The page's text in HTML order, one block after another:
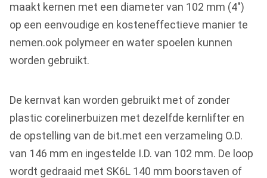
maakt kernen met een diameter van 102 mm (4")
op een eenvoudige en kosteneffectieve manier te
nemen.ook polymeer en water spoelen kunnen
worden gebruikt.
De kernvat kan worden gebruikt met of zonder
plastic corelinerbuizen met dezelfde kernlifter en
de opstelling van de bit.met een verzameling O.D.
van 146 mm en ingestelde I.D. van 102 mm. De loop
wordt gedraaid met SK6L 140 mm boorstaven of